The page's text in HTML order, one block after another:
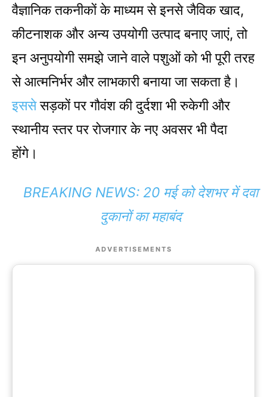
वैज्ञानिक तकनीकों के माध्यम से इनसे जैविक खाद,
कीटनाशक और अन्य उपयोगी उत्पाद बनाए जाएं, तो
इन अनुपयोगी समझे जाने वाले पशुओं को भी पूरी तरह
से आत्मनिर्भर और लाभकारी बनाया जा सकता है।
इससेसड़कों पर गौवंश की दुर्दशा भी रुकेगी और
स्थानीय स्तर पर रोजगार के नए अवसर भी पैदा
होंगे।
BREAKING NEWS: 20 मई को देशभर में दवा
दुकानों का महाबंद
ADVERTISEMENTS